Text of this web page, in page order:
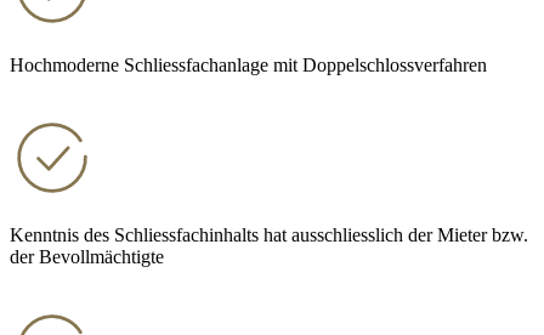
Hochmoderne Schliessfachanlage mit Doppelschlossverfahren
Kenntnis des Schliessfachinhalts hat ausschliesslich der Mieter bzw.
der Bevollmächtigte